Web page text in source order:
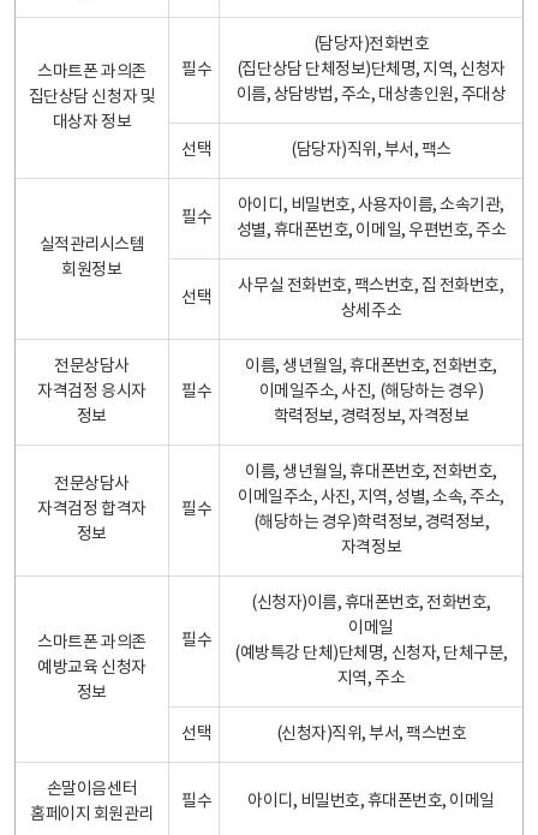
스마트폰 과의존
집단상담 신청자 및
대상자 정보
필수
(담당자)전화번호
(집단상담 단체정보)단체명, 지역, 신청자
이름, 상담방법, 주소, 대상총인원, 주대상
선택 (담당자)직위, 부서, 팩스
실적관리시스템
회원정보
필수
아이디, 비밀번호, 사용자이름, 소속기관,
성별, 휴대폰번호, 이메일, 우편번호, 주소
선택
사무실 전화번호, 팩스번호, 집 전화번호,
상세주소
전문상담사
자격검정 응시자
정보
필수
이름, 생년월일, 휴대폰번호, 전화번호,
이메일주소, 사진, (해당하는 경우)
학력정보, 경력정보, 자격정보
전문상담사
자격검정 합격자
정보
필수
이름, 생년월일, 휴대폰번호, 전화번호,
이메일주소, 사진, 지역, 성별, 소속, 주소,
(해당하는 경우)학력정보, 경력정보,
자격정보
스마트폰 과의존
예방교육 신청자
정보
필수
(신청자)이름, 휴대폰번호, 전화번호,
이메일
(예방특강 단체)단체명, 신청자, 단체구분,
지역, 주소
선택 (신청자)직위, 부서, 팩스번호
손말이음센터
홈페이지 회원관리
필수 아이디, 비밀번호, 휴대폰번호, 이메일